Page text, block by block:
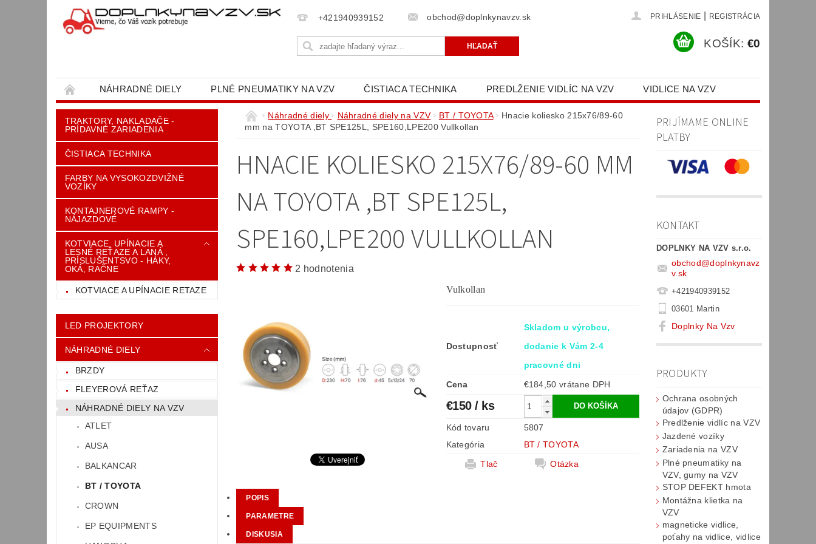
+421940939152 obchod@doplnkynavzv.sk PRIHLÁSENIE REGISTRÁCIA
KOŠÍK: €0
NÁHRADNÉ DIELY PLNÉ PNEUMATIKY NA VZV ČISTIACA TECHNIKA PREDLŽENIE VIDLÍC NA VZV VIDLICE NA VZV
OBCHODNÉ PODMIENKY KONTAKT NAPÍŠTE NÁM OCHRANA OSOBNÝCH ÚDAJOV (GDPR)
TRAKTORY, NAKLADAČE -
PRÍDAVNÉ ZARIADENIA
ČISTIACA TECHNIKA
FARBY NA VYSOKOZDVIŽNÉ
VOZÍKY
KONTAJNEROVÉ RAMPY -
NÁJAZDOVÉ
KOTVIACE, UPÍNACIE A
LESNÉ REŤAZE A LANÁ ,
PRÍSLUŠENTSVO - HÁKY,
OKÁ, RAČNE
KOTVIACE A UPÍNACIE RETAZE
LED PROJEKTORY
NÁHRADNÉ DIELY
BRZDY
FLEYEROVÁ REŤAZ
NÁHRADNÉ DIELY NA VZV
ATLET
AUSA
BALKANCAR
BT / TOYOTA
CROWN
EP EQUIPMENTS
Náhradné diely Náhradné diely na VZV BT / TOYOTA
Hnacie koliesko 215x76/89-60
mm na TOYOTA ,BT SPE125L, SPE160,LPE200 Vullkollan
HNACIE KOLIESKO 215X76/89-60 MM
NA TOYOTA ,BT SPE125L,
SPE160,LPE200 VULLKOLLAN
2 hodnotenia
Vulkollan
Dostupnosť
Skladom u výrobcu,
dodanie k Vám 2-4
pracovné dni
Cena
€184,50 vrátane DPH
€150/ ks
Kód tovaru
5807
Kategória
BT / TOYOTA
Tlač
Otázka
POPIS
PARAMETRE
DISKUSIA
PRIJÍMAME ONLINE
PLATBY
KONTAKT
DOPLNKY NA VZV s.r.o.
obchod@doplnkynavz
v.sk
+421940939152
03601 Martin
Doplnky Na Vzv
PRODUKTY
Ochrana osobných
údajov (GDPR)
Predlženie vidlíc na VZV
Jazdené vozíky
Zariadenia na VZV
Plné pneumatiky na
VZV, gumy na VZV
STOP DEFEKT hmota
Montážna klietka na
VZV
magneticke vidlice,
poťahy na vidlice, vidlice